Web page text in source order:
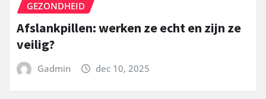
GEZONDHEID
Afslankpillen: werken ze echt en zijn ze
veilig?
Gadmin dec 10, 2025